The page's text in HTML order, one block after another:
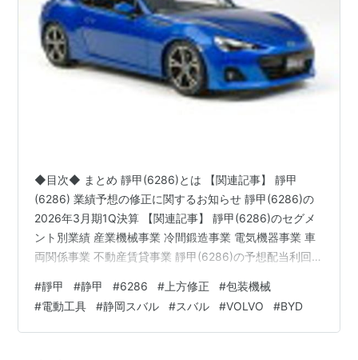
◆目次◆ まとめ 靜甲(6286)とは 【関連記事】 靜甲
(6286) 業績予想の修正に関するお知らせ 靜甲(6286)の
2026年3月期1Q決算 【関連記事】 靜甲(6286)のセグメ
ント別業績 産業機械事業 冷間鍛造事業 電気機器事業 車
両関係事業 不動産賃貸事業 靜甲(6286)の予想配当利回り
グをご覧頂き、ありがとうございます。 私は
「shousanshouuo」と申します。 中小型バリュー株を中
心とした長期投資スタンスで、 兼業投資家として活動し
#靜甲 #静甲 #6286 # 上方修正 #包装機械
#電動工具 #静岡スバル #スバル #VOLVO #BYD